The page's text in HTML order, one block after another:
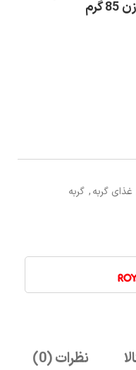
غذای گربه, گربه
نظرات (0)